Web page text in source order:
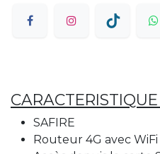
SAFIRE
Routeur 4G avec WiFi